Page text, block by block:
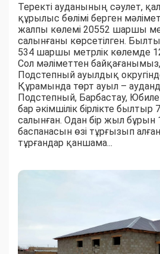
Теректі ауданының сәулет,
құрылыс бөлімі берген
жалпы көлемі 20552 шаршы
салынғаны көрсетілген.
534 шаршы метрлік көлемде
Сол мәліметтен
Подстепный ауылдық
Құрамында төрт ауыл –
Подстепный, Барбастау,
бар әкімшілік бірлікте былтыр
салынған. Одан бір жыл бұрын
баспанасын өзі тұрғызып
тұрғандар қаншама...